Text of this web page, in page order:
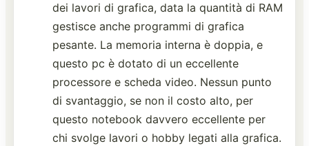
dei lavori di grafica, data la quantità di RAM
gestisce anche programmi di grafica
pesante. La memoria interna è doppia, e
questo pc è dotato di un eccellente
processore e scheda video. Nessun punto
di svantaggio, se non il costo alto, per
questo notebook davvero eccellente per
chi svolge lavori o hobby legati alla grafica.